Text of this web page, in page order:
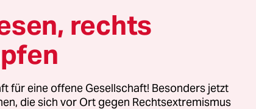
eine Neuregelung gibt,
1 der
Juli.
die
erhoben und
rechts
für eine offene Gesellschaft! Besonders jetzt
die sich vor Ort gegen Rechtsextremismus